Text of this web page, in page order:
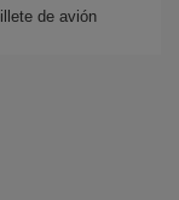
de avión